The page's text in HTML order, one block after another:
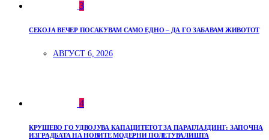
3
СЕКОЈА ВЕЧЕР ПОСАКУВАМ САМО ЕДНО – ДА ГО ЗАБАВАМ ЖИВОТОТ
АВГУСТ 6, 2026
4
КРУШЕВО ГО УДВОЈУВА КАПАЦИТЕТОТ ЗА ПАРАГЛАЈДИНГ: ЗАПОЧНА
ИЗГРАДБАТА НА НОВИТЕ МОДЕРНИ ПОЛЕТУВАЛИШТА